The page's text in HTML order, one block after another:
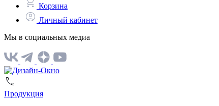
Корзина
Личный кабинет
Мы в социальных медиа
Продукция